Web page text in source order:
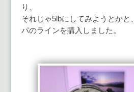
り、
それじゃ5lbにしてみようとかと
パのラインを購入しました。